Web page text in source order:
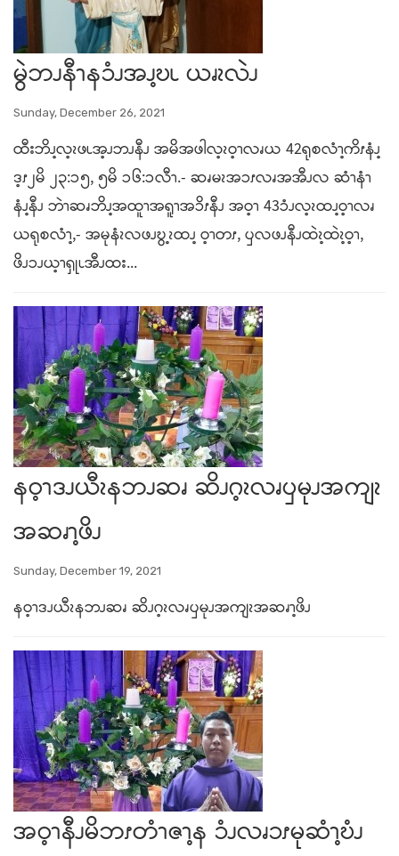
မွဲဘၪနီၫနၥံၪအၪ့ဎၬ ယၧၩလဲၪ
Sunday, December 26, 2021
ထီးဘိၪ့လ့ၩဖၬအ့ၪဘၪနီၪ အမိအဖါလ့ၩဝ့ၫလၧယ 42ရုစလံၫ့ကိၭနံၪ့
ဒ့ၭ၂မိ ၂၃:ၥ၅, ၅မိ ၥ၆:ၥလီၫ.- ဆၧမၩအၥၭလၧအအီၪလ ဆံၫနံၫ
နံၪ့နီၪ ဘဲၫဆၧဘိၪ့အထူၫအရူၫအၥိၭနီၪ အဝ့ၫ 43ၥံၪလ့ၩထၪ့ဝ့ၫလၧ
ယရုစလံၫ့,- အမုနံၩလဖၪဎွ့ၩထၪ့ ဝ့ၫတၭ, ၦလဖၪနီၪထဲၩ့ထဲၩ့ဝ့ၫ,
ဖိၪၥၪယ့ၫၡုၬအီၪထး...
နဝ့ၫဒၪယီၩနဘၪဆၧ ဆိၪဂ့ၩလၧၦမုၪအကျၩ
အဆၧၫ့ဖိၪ
Sunday, December 19, 2021
နဝ့ၫဒၪယီၩနဘၪဆၧ ဆိၪဂ့ၩလၧၦမုၪအကျၩအဆၧၫ့ဖိၪ
အဝ့ၫနီၪမိဘၭတံၫဇၫ့န ၥံၪလၧၥၭမုဆံၫ့ဎံၪ